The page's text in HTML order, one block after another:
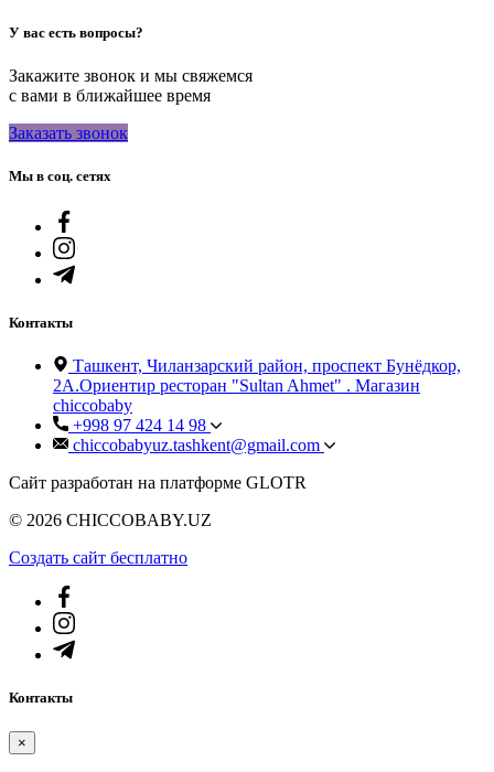
У вас есть вопросы?
Закажите звонок и мы свяжемся
с вами в ближайшее время
Заказать звонок
Мы в соц. сетях
Контакты
Ташкент, Чиланзарский район, проспект Бунёдкор,
2А.Ориентир ресторан "Sultan Ahmet" . Магазин
chiccobaby
+998 97 424 14 98
chiccobabyuz.tashkent@gmail.com
Сайт разработан на платформе GLOTR
© 2026 CHICCOBABY.UZ
Создать cайт бесплатно
Контакты
×